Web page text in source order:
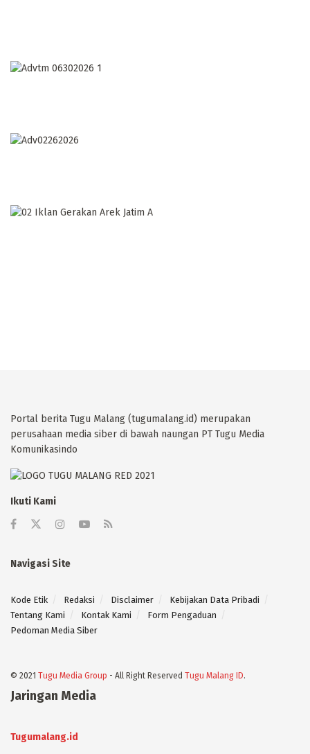
Portal berita Tugu Malang (tugumalang.id) merupakan
perusahaan media siber di bawah naungan PT Tugu Media
Komunikasindo
Ikuti Kami
Navigasi Site
Kode Etik Redaksi Disclaimer
Kebijakan Data Pribadi
Tentang Kami
Kontak Kami
Form Pengaduan
Pedoman Media Siber
© 2021 Tugu Media Group - All Right Reserved Tugu Malang ID.
Jaringan Media
Tugumalang.id